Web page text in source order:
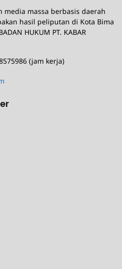
media massa berbasis daerah
hasil peliputan di Kota Bima
HUKUM PT. KABAR
(jam kerja)